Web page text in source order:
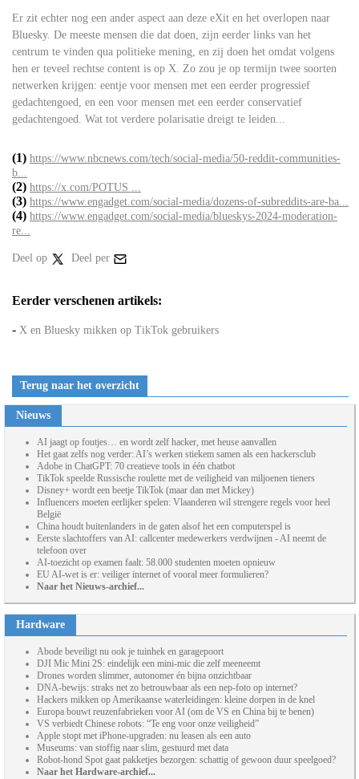
Er zit echter nog een ander aspect aan deze eXit en het overlopen naar
Bluesky. De meeste mensen die dat doen, zijn eerder links van het
centrum te vinden qua politieke mening, en zij doen het omdat volgens
hen er teveel rechtse content is op X. Zo zou je op termijn twee soorten
netwerken krijgen: eentje voor mensen met een eerder progressief
gedachtengoed, en een voor mensen met een eerder conservatief
gedachtengoed. Wat tot verdere polarisatie dreigt te leiden...
(1) https://www.nbcnews.com/tech/social-media/50-reddit-communities-
b...
(2) https://x.com/POTUS ...
(3) https://www.engadget.com/social-media/dozens-of-subreddits-are-ba...
(4) https://www.engadget.com/social-media/blueskys-2024-moderation-
re...
Deel op Deel per
Eerder verschenen artikels:
- X en Bluesky mikken op TikTok gebruikers
Terug naar het overzicht
Nieuws
AI jaagt op foutjes… en wordt zelf hacker, met heuse aanvallen
Het gaat zelfs nog verder: AI’s werken stiekem samen als een hackersclub
Adobe in ChatGPT: 70 creatieve tools in één chatbot
TikTok speelde Russische roulette met de veiligheid van miljoenen tieners
Disney+ wordt een beetje TikTok (maar dan met Mickey)
Influencers moeten eerlijker spelen: Vlaanderen wil strengere regels voor heel
België
China houdt buitenlanders in de gaten alsof het een computerspel is
Eerste slachtoffers van AI: callcenter medewerkers verdwijnen - AI neemt de
telefoon over
AI-toezicht op examen faalt: 58.000 studenten moeten opnieuw
EU AI-wet is er: veiliger internet of vooral meer formulieren?
Naar het Nieuws-archief...
Hardware
Abode beveiligt nu ook je tuinhek en garagepoort
DJI Mic Mini 2S: eindelijk een mini-mic die zelf meeneemt
Drones worden slimmer, autonomer én bijna onzichtbaar
DNA-bewijs: straks net zo betrouwbaar als een nep-foto op internet?
Hackers mikken op Amerikaanse waterleidingen: kleine dorpen in de knel
Europa bouwt reuzenfabrieken voor AI (om de VS en China bij te benen)
VS verbiedt Chinese robots: “Te eng voor onze veiligheid”
Apple stopt met iPhone-upgraden: nu leasen als een auto
Museums: van stoffig naar slim, gestuurd met data
Robot-hond Spot gaat pakketjes bezorgen: schattig of gewoon duur speelgoed?
Naar het Hardware-archief...